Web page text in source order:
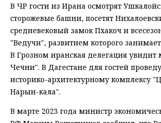
В ЧР гости из Ирана осмотрят
сторожевые башни, посетят
средневековый замок Пхакоч и
"Ведучи", развитием которого
В Грозном иранская делегация увидит
Чечни". В Дагестане для гостей
историко-архитектурному комплексу
Нарын-кала".
В марте 2023 года министр